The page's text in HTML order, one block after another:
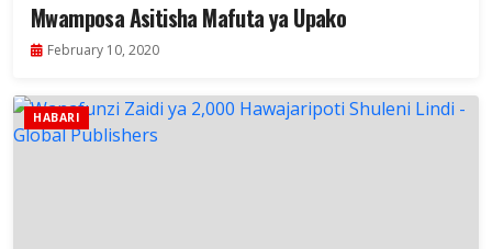
Mwamposa Asitisha Mafuta ya Upako
February 10, 2020
HABARI